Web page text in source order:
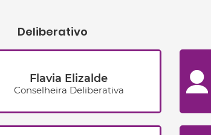
Deliberativo
Flavia Elizalde
Conselheira Deliberativa